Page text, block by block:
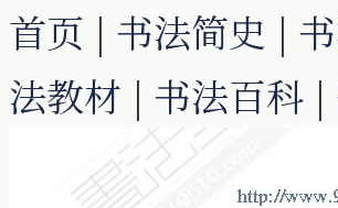
首页 | 书法简史 |
法教材 | 书法百科 |